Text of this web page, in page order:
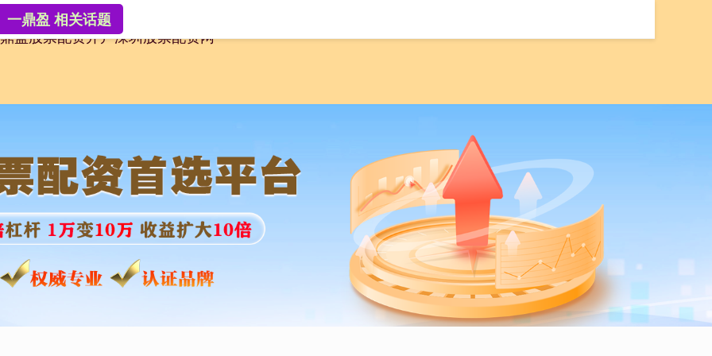
盈股票配资开户深圳股票配资网
一鼎盈 相关话题